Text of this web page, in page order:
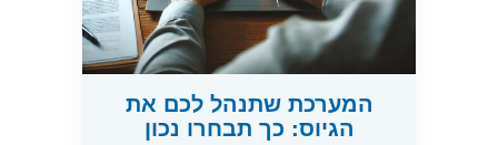
המערכת שתנהל לכם את
הגיוס: כך תבחרו נכון